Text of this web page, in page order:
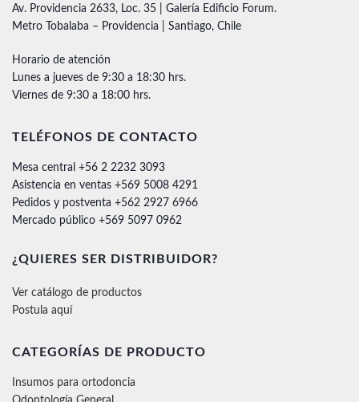
Av. Providencia 2633, Loc. 35 | Galería Edificio Forum.
Metro Tobalaba – Providencia | Santiago, Chile
Horario de atención
Lunes a jueves de 9:30 a 18:30 hrs.
Viernes de 9:30 a 18:00 hrs.
TELÉFONOS DE CONTACTO
Mesa central +56 2 2232 3093
Asistencia en ventas +569 5008 4291
Pedidos y postventa +562 2927 6966
Mercado público +569 5097 0962
¿QUIERES SER DISTRIBUIDOR?
Ver catálogo de productos
Postula aquí
CATEGORÍAS DE PRODUCTO
Insumos para ortodoncia